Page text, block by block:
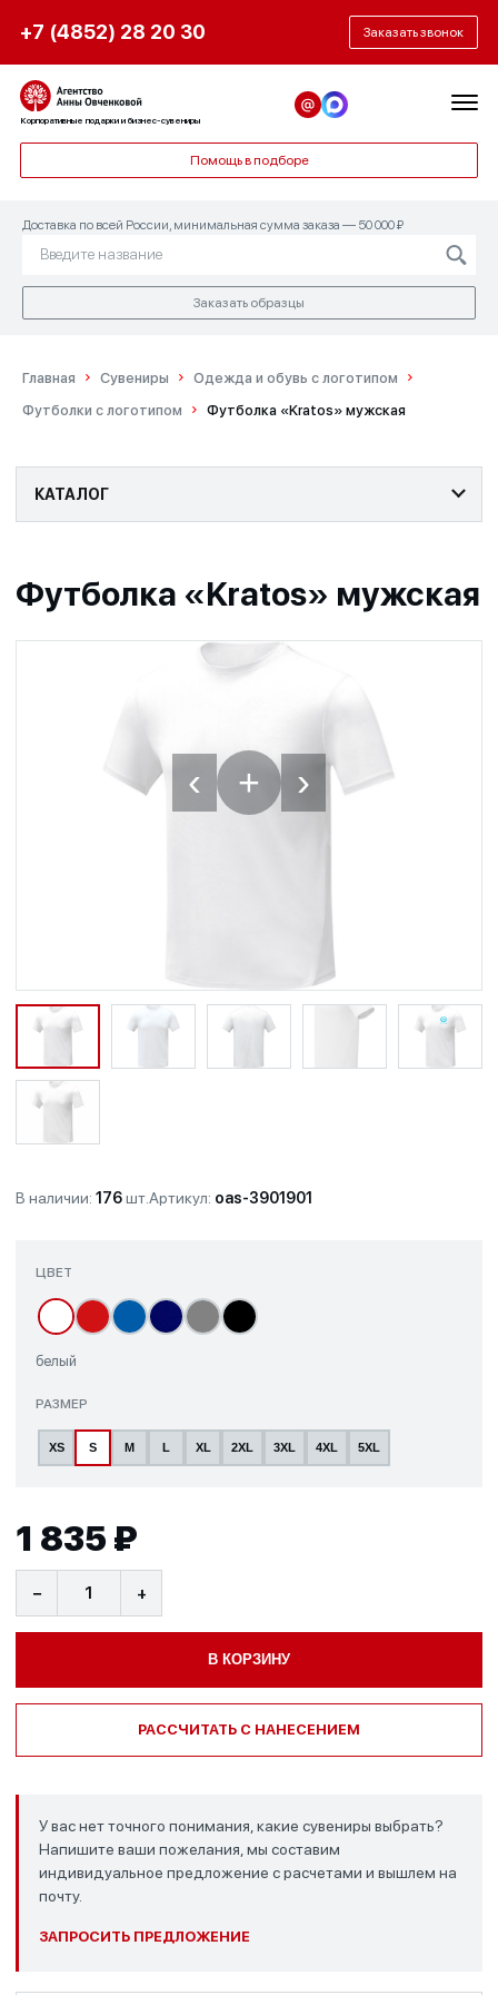
+7 (4852) 28 20 30 Заказать звонок
Корпоративные подарки и бизнес-сувениры
Помощь в подборе
Доставка по всей России, минимальная сумма заказа — 50 000 ₽
Заказать образцы
Главная Сувениры
Одежда и обувь с логотипом
Футболки с логотипом
Футболка «Kratos» мужская
КАТАЛОГ
Футболка «Kratos» мужская
‹ + ›
В наличии: 176шт.Артикул: oas-3901901
ЦВЕТ
белый
РАЗМЕР
XS S M L XL 2XL 3XL 4XL 5XL
1 835 ₽
− +
В КОРЗИНУ
РАССЧИТАТЬ С НАНЕСЕНИЕМ
У вас нет точного понимания, какие сувениры выбрать?
Напишите ваши пожелания, мы составим
индивидуальное предложение с расчетами и вышлем на
почту.
ЗАПРОСИТЬ ПРЕДЛОЖЕНИЕ